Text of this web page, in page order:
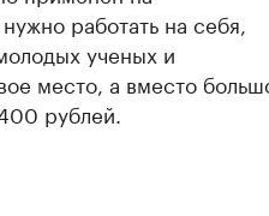
работать на себя,
ученых и
место, а вместо
рублей.